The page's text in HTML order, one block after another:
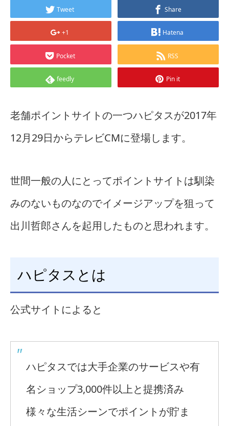
Tweet Share
+1 Hatena
Pocket RSS
feedly Pin it
老舗ポイントサイトの一つハピタスが2017年
12月29日からテレビCMに登場します。
世間一般の人にとってポイントサイトは馴染
みのないものなのでイメージアップを狙って
出川哲郎さんを起用したものと思われます。
ハピタスとは
公式サイトによると
ハピタスでは大手企業のサービスや有
名ショップ3,000件以上と提携済み
様々な生活シーンでポイントが貯ま